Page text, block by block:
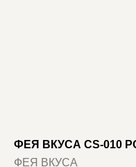
ФЕЯ ВКУСА CS-010
ФЕЯ ВКУСА